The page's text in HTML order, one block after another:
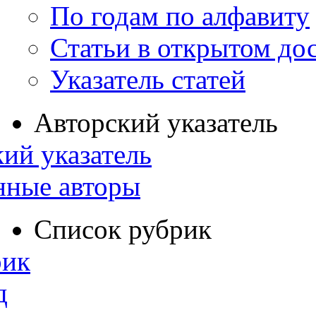
По годам по алфавиту
Статьи в открытом
Указатель статей
Авторский указатель
указатель
авторы
Список рубрик